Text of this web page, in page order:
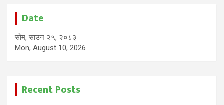
Date
सोम, साउन २५, २०८३
Mon, August 10, 2026
Recent Posts